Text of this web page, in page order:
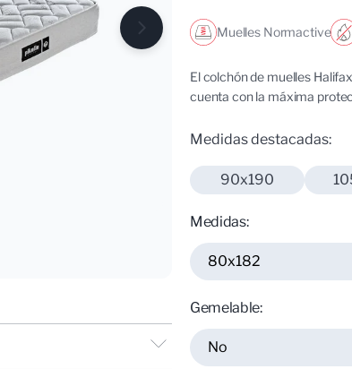
Muelles Normactive
El colchón de muelles
cuenta con la máxima
Medidas destacadas:
90x190
Medidas:
Gemelable: